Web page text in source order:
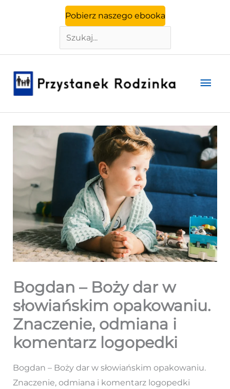
Pobierz naszego ebooka
Szukaj
Bogdan – Boży dar w
słowiańskim opakowaniu.
Znaczenie, odmiana i
komentarz logopedki
Bogdan – Boży dar w słowiańskim opakowaniu.
Znaczenie, odmiana i komentarz logopedki